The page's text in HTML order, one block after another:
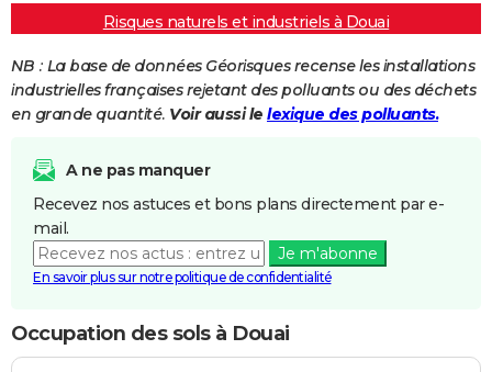
Risques naturels et industriels à Douai
NB : La base de données Géorisques recense les installations
industrielles françaises rejetant des polluants ou des déchets
en grande quantité. Voir aussi le lexique des polluants.
A ne pas manquer
Recevez nos astuces et bons plans directement par e-
mail.
Je m'abonne
En savoir plus sur notre politique de confidentialité
Occupation des sols à Douai